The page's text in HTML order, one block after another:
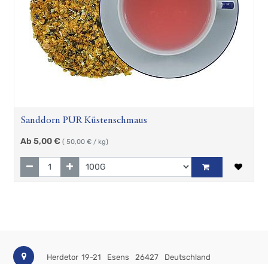
Sanddorn PUR Küstenschmaus
Ab 5,00€ ( 50,00 € / kg)
Herdetor 19-21 Esens 26427 Deutschland